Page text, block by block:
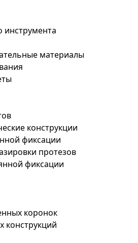
инструмента
материалы
конструкции
фиксации
протезов
фиксации
коронок
конструкций